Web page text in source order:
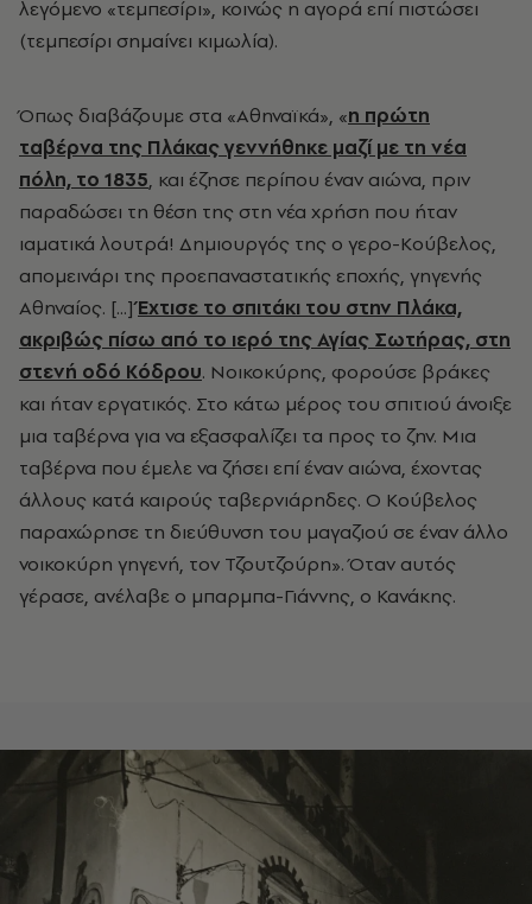
λεγόμενο «τεμπεσίρι», κοινώς η αγορά επί πιστώσει
(τεμπεσίρι σημαίνει κιμωλία).
Όπως διαβάζουμε στα «Αθηναϊκά», «η πρώτη
ταβέρνα της Πλάκας γεννήθηκε μαζί με τη νέα
πόλη, το 1835, και έζησε περίπου έναν αιώνα, πριν
παραδώσει τη θέση της στη νέα χρήση που ήταν
ιαματικά λουτρά! Δημιουργός της ο γερο-Κούβελος,
απομεινάρι της προεπαναστατικής εποχής, γηγενής
Αθηναίος. [...]Έχτισε το σπιτάκι του στην Πλάκα,
ακριβώς πίσω από το ιερό της Αγίας Σωτήρας, στη
στενή οδό Κόδρου. Νοικοκύρης, φορούσε βράκες
και ήταν εργατικός. Στο κάτω μέρος του σπιτιού άνοιξε
μια ταβέρνα για να εξασφαλίζει τα προς το ζην. Μια
ταβέρνα που έμελε να ζήσει επί έναν αιώνα, έχοντας
άλλους κατά καιρούς ταβερνιάρηδες. Ο Κούβελος
παραχώρησε τη διεύθυνση του μαγαζιού σε έναν άλλο
νοικοκύρη γηγενή, τον Τζουτζούρη». Όταν αυτός
γέρασε, ανέλαβε ο μπαρμπα-Γιάννης, ο Κανάκης.